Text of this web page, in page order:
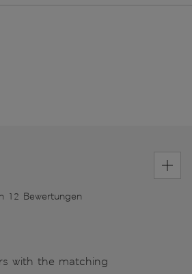
12 Bewertungen
with the matching